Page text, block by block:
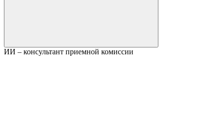
ИИ – консультант приемной комиссии